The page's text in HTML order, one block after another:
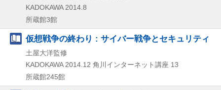
KADOKAWA 2014.8
所蔵館3館
仮想戦争の終わり : サイバー戦争とセキュリティ
土屋大洋監修
KADOKAWA 2014.12 角川インターネット講座 13
所蔵館245館